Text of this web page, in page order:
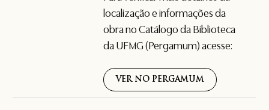
localização e informações da
obra no Catálogo da Biblioteca
da UFMG (Pergamum) acesse:
VER NO PERGAMUM